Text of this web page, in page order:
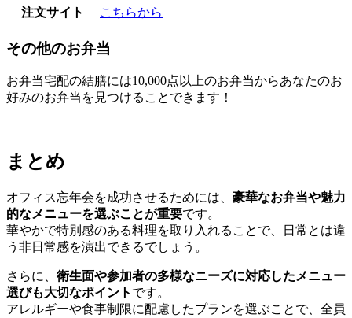
注文サイト
こちらから
その他のお弁当
お弁当宅配の結膳には10,000点以上のお弁当からあなたのお
好みのお弁当を見つけることできます！
まとめ
オフィス忘年会を成功させるためには、 豪華なお弁当や魅力
的なメニューを選ぶことが重要です。
華やかで特別感のある料理を取り入れることで、日常とは違
う非日常感を演出できるでしょう。
さらに、 衛生面や参加者の多様なニーズに対応したメニュー
選びも大切なポイント です。
アレルギーや食事制限に配慮したプランを選ぶことで、全員